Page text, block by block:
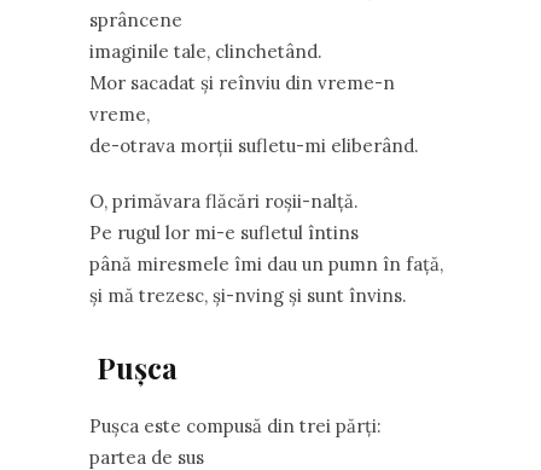
sprâncene
imaginile tale, clinchetând.
Mor sacadat şi reînviu din vreme-n
vreme,
de-otrava morţii sufletu-mi eliberând.
O, primăvara flăcări roşii-nalţă.
Pe rugul lor mi-e sufletul întins
până miresmele îmi dau un pumn în faţă,
şi mă trezesc, şi-nving şi sunt învins.
Pușca
Pușca este compusă din trei părți:
partea de sus